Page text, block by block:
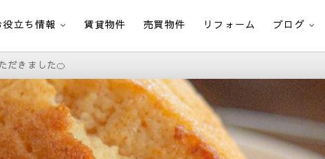
役立ち情報 賃貸物件 売買物件 リフォーム ブログ
だきました🍊